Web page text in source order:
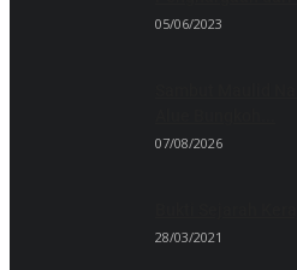
05/06/2023
07/08/2026
28/03/2021